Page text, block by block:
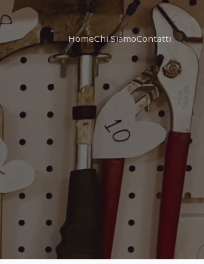
HomeChi SiamoContatti